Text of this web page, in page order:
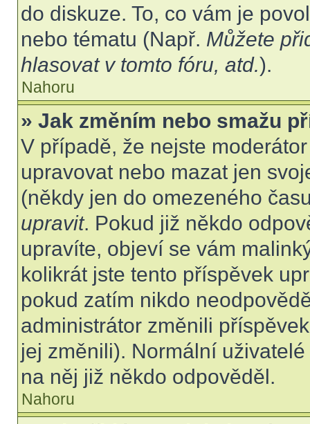
do diskuze. To, co vám je
nebo tématu (Např. Můžete
hlasovat v tomto fóru, atd.).
Nahoru
» Jak změním nebo smažu
V případě, že nejste
upravovat nebo mazat jen
(někdy jen do omezeného
upravit. Pokud již někdo
upravíte, objeví se vám
kolikrát jste tento příspěvek
pokud zatím nikdo
administrátor změnili
jej změnili). Normální
na něj již někdo odpověděl.
Nahoru